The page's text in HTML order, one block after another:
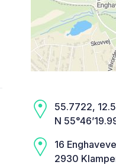
55.7722,
N
16
2930